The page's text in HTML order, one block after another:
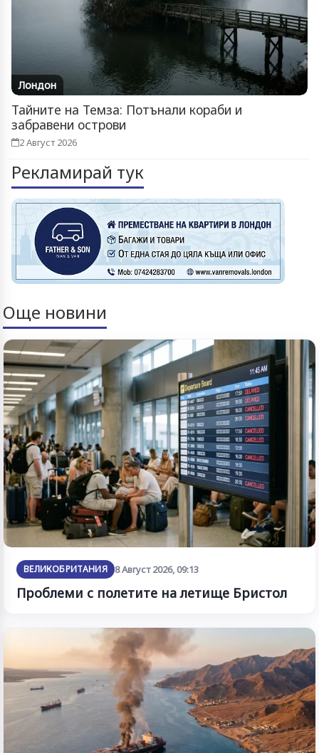
Лондон
Тайните на Темза: Потънали кораби и
забравени острови
2 Август 2026
Рекламирай тук
Още новини
ВЕЛИКОБРИТАНИЯ 8 Август 2026, 09:13
Проблеми с полетите на летище Бристол